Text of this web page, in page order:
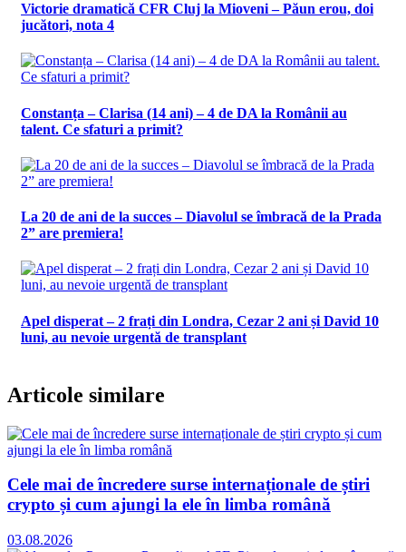
Victorie dramatică CFR Cluj la Mioveni – Păun erou, doi
jucători, nota 4
Constanța – Clarisa (14 ani) – 4 de DA la Românii au
talent. Ce sfaturi a primit?
La 20 de ani de la succes – Diavolul se îmbracă de la Prada
2” are premiera!
Apel disperat – 2 frați din Londra, Cezar 2 ani și David 10
luni, au nevoie urgentă de transplant
Articole similare
Cele mai de încredere surse internaționale de știri
crypto și cum ajungi la ele în limba română
03.08.2026